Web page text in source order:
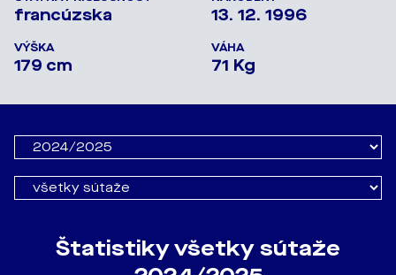
francúzska 13. 12. 1996
VÝŠKA
179 cm
VÁHA
71 Kg
Štatistiky všetky sútaže